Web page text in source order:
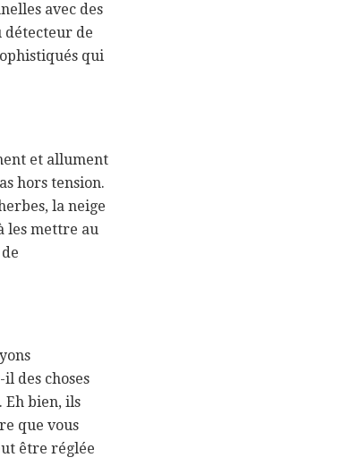
avec des
détecteur de
qui
et allument
hors tension.
la neige
les mettre au
des choses
Eh bien, ils
que vous
être réglée